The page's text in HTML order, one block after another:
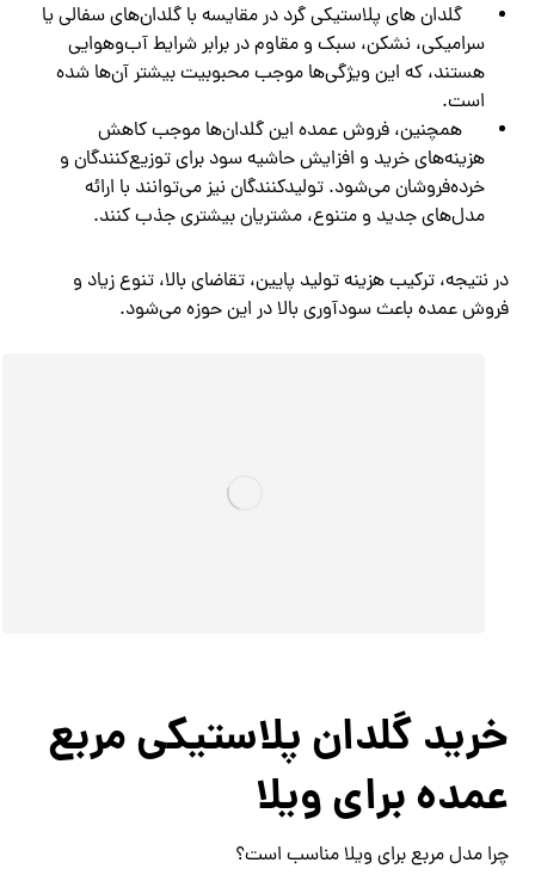
گلدان های پلاستیکی گرد در مقایسه با گلدان‌های سفالی یا
سرامیکی، نشکن، سبک و مقاوم در برابر شرایط آب‌وهوایی
هستند، که این ویژگی‌ها موجب محبوبیت بیشتر آن‌ها شده
است.
همچنین، فروش عمده این گلدان‌ها موجب کاهش
هزینه‌های خرید و افزایش حاشیه سود برای توزیع‌کنندگان و
خرده‌فروشان می‌شود. تولیدکنندگان نیز می‌توانند با ارائه
مدل‌های جدید و متنوع، مشتریان بیشتری جذب کنند.
در نتیجه، ترکیب هزینه تولید پایین، تقاضای بالا، تنوع زیاد و
فروش عمده باعث سودآوری بالا در این حوزه می‌شود.
خرید گلدان پلاستیکی مربع
عمده برای ویلا
چرا مدل مربع برای ویلا مناسب است؟